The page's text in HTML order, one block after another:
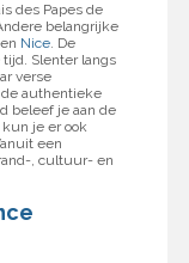
des Papes de
belangrijke
Nice. De
Slenter langs
verse
authentieke
beleef je aan de
je er ook
een
, cultuur- en